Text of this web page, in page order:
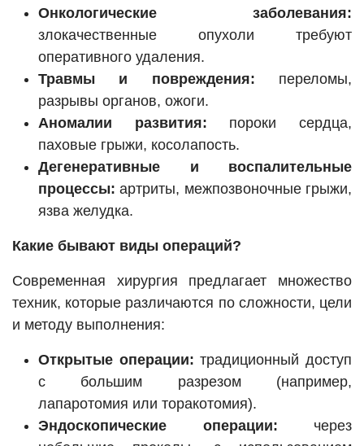
Онкологические заболевания:
злокачественные опухоли требуют
оперативного удаления.
Травмы и повреждения: переломы,
разрывы органов, ожоги.
Аномалии развития: пороки сердца,
паховые грыжи, косолапость.
Дегенеративные и воспалительные
процессы: артриты, межпозвоночные грыжи,
язва желудка.
Какие бывают виды операций?
Современная хирургия предлагает множество
техник, которые различаются по сложности, цели
и методу выполнения:
Открытые операции: традиционный доступ
с большим разрезом (например,
лапаротомия или торакотомия).
Эндоскопические операции: через